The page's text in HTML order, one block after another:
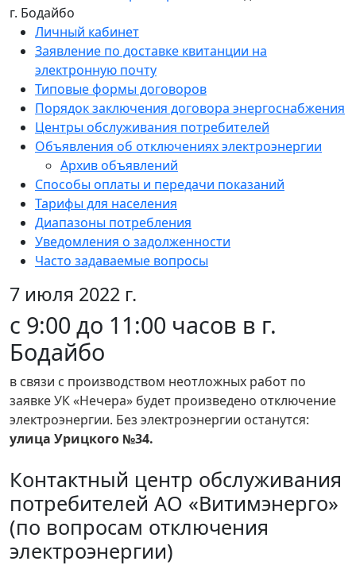
г. Бодайбо
Личный кабинет
Заявление по доставке квитанции на
электронную почту
Типовые формы договоров
Порядок заключения договора энергоснабжения
Центры обслуживания потребителей
Объявления об отключениях электроэнергии
Архив объявлений
Способы оплаты и передачи показаний
Тарифы для населения
Диапазоны потребления
Уведомления о задолженности
Часто задаваемые вопросы
7 июля 2022 г.
с 9:00 до 11:00 часов в г.
Бодайбо
в связи с производством неотложных работ по
заявке УК «Нечера» будет произведено отключение
электроэнергии. Без электроэнергии останутся:
улица Урицкого №34.
Контактный центр обслуживания
потребителей АО «Витимэнерго»
(по вопросам отключения
электроэнергии)